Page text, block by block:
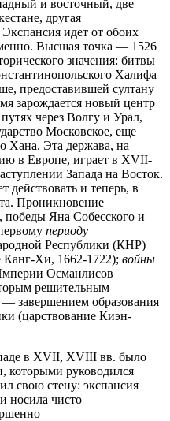
и восточный, две
другая
идет от обоих
Высшая точка — 1526
значения: битвы
Халифа
предоставившей султану
зарождается новый центр
через Волгу и Урал,
Московское, еще
Хана. Эта держава, на
в Европе, играет в XVII-
Запада на Восток.
действовать и теперь, в
Проникновение
победы Яна Собесского и
периоду
Республики (КНР)
Канг-Хи, 1662-1722); войны
Османлисов
решительным
завершением образования
(царствование Киэн-
в XVII, XVIII вв. было
которыми руководился
свою стену: экспансия
носила чисто